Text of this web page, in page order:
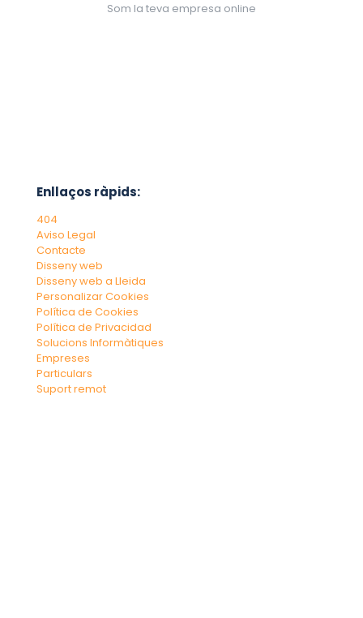
Som la teva empresa online
Enllaços ràpids:
404
Aviso Legal
Contacte
Disseny web
Disseny web a Lleida
Personalizar Cookies
Política de Cookies
Política de Privacidad
Solucions Informàtiques
Empreses
Particulars
Suport remot